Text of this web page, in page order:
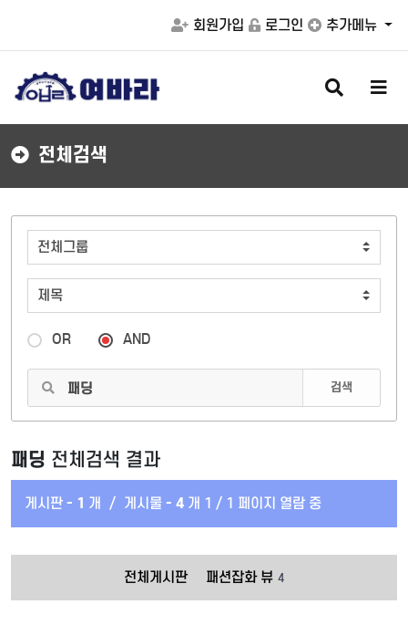
회원가입 로그인 추가메뉴
검
색
버
메
버
전체검색
OR AND
검색
패딩 전체검색 결과
게시판 - 1 개 / 게시물 - 4 개 1 / 1 페이지 열람 중
전체게시판 패션잡화 뷰 4